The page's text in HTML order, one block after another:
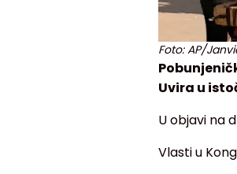
Foto: AP/
Uvira u
U objavi na
Vlasti u